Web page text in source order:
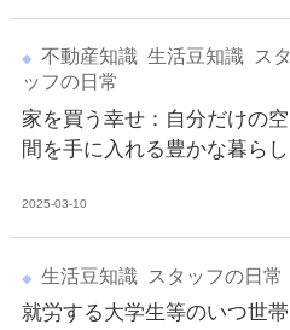
不動産知識 生活豆知識 スタ
ッフの日常
家を買う幸せ：自分だけの空
間を手に入れる豊かな暮らし
2025-03-10
生活豆知識 スタッフの日常
就労する大学生等のいつ世帯